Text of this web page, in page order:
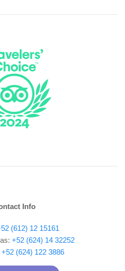
Info
(612) 12 15161
+52 (624) 14 32252
+52 (624) 122 3886